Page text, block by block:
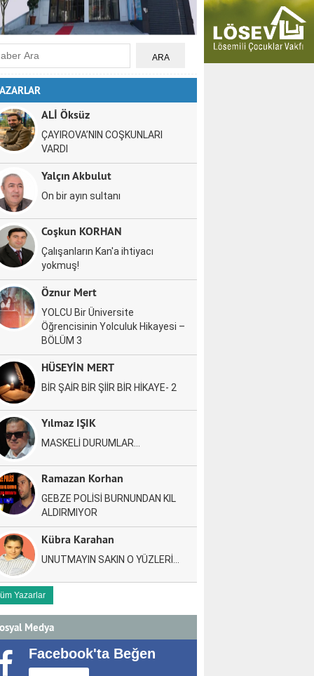
ALİ Öksüz
ÇAYIROVA’NIN COŞKUNLARI
VARDI
Yalçın Akbulut
On bir ayın sultanı
Coşkun KORHAN
Çalışanların Kan'a ihtiyacı
yokmuş!
Öznur Mert
YOLCU Bir Üniversite
Öğrencisinin Yolculuk Hikayesi –
BÖLÜM 3
HÜSEYİN MERT
BİR ŞAİR BİR ŞİİR BİR HİKAYE- 2
Yılmaz IŞIK
MASKELİ DURUMLAR…
Ramazan Korhan
GEBZE POLİSİ BURNUNDAN KIL
ALDIRMIYOR
Kübra Karahan
UNUTMAYIN SAKIN O YÜZLERİ…
Yazarlar
Medya
Facebook'ta Beğen